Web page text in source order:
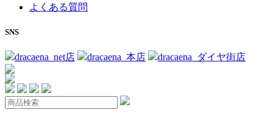
よくある質問
SNS
dracaena_net店 dracaena_本店 dracaena_ダイヤ街店